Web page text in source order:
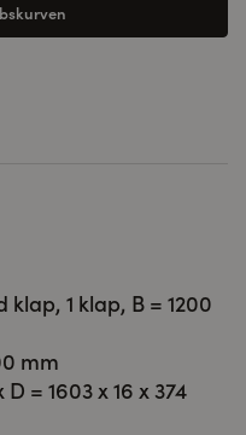
klap, 1 klap, B = 1200
mm
= 1603 x 16 x 374